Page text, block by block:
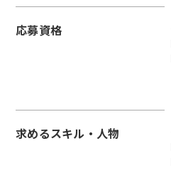
応募資格
求めるスキル・人物